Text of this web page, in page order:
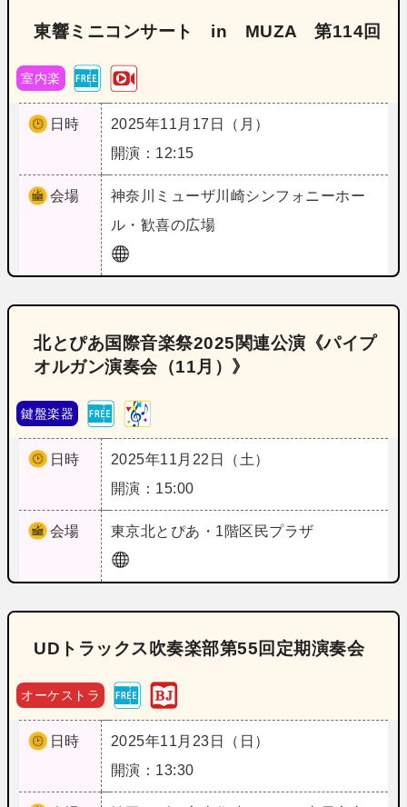
東響ミニコンサート in MUZA 第114回
室内楽
日時
2025年11月17日（月）
開演：12:15
会場 神奈川 ミューザ川崎シンフォニーホー
ル・歓喜の広場
北とぴあ国際音楽祭2025関連公演《パイプ
オルガン演奏会（11月）》
鍵盤楽器
日時
2025年11月22日（土）
開演：15:00
会場 東京北とぴあ・1階区民プラザ
UDトラックス吹奏楽部第55回定期演奏会
オーケストラ
日時
2025年11月23日（日）
開演：13:30